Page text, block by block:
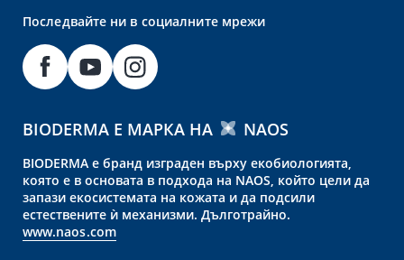
Последвайте ни в социалните мрежи
BIODERMA Е МАРКА НА NAOS
BIODERMA е бранд изграден върху екобиологията,
която е в основата в подхода на NAOS, който цели да
запази екосистемата на кожата и да подсили
естествените ѝ механизми. Дълготрайно.
www.naos.com